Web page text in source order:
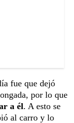
fue que dejó
por lo que
a él. A esto se
al carro y lo